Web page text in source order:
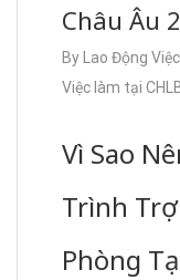
Châu Âu
By Lao Động
Việc làm tại
Vì Sao
Trình Trợ
Phòng